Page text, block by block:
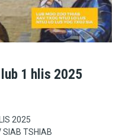
1 hlis 2025
2025
SIAB TSHIAB